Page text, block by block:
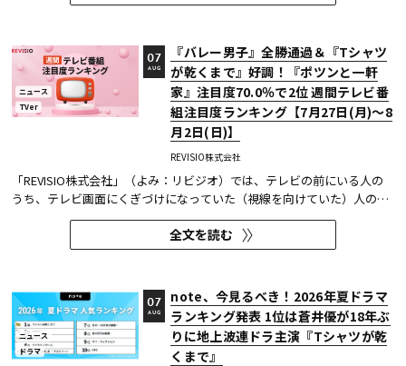
ニュース
TVer
『バレー男子』全勝通過＆『Tシャツ
が乾くまで』好調！『ポツンと一軒
家』注目度70.0％で2位 週間テレビ番
組注目度ランキング【7月27日(月)～8
月2日(日)】
REVISIO株式会社
07
AUG
「REVISIO株式会社」（よみ：リビジオ）では、テレビの前にいる人の
うち、テレビ画面にくぎづけになっていた（視線を向けていた）人の割
合がわかる「注目度」を用いて、「個人全体」ならびにREVISIOで定義
した「コア視聴層（男女13歳～49歳）」のテレビ番組ランキングを公開
している。
全文を読む
ニュース
ドラマ
note、今見るべき！2026年夏ドラマ
ランキング発表 1位は蒼井優が18年ぶ
りに地上波連ドラ主演『Tシャツが乾
くまで』
07
AUG